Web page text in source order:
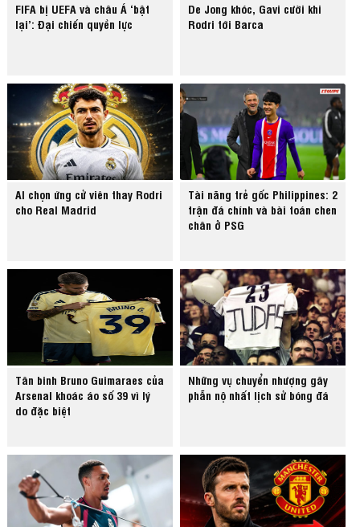
FIFA bị UEFA và châu Á ‘bật
lại’: Đại chiến quyền lực
De Jong khóc, Gavi cười khi
Rodri tới Barca
AI chọn ứng cử viên thay Rodri
cho Real Madrid
Tài năng trẻ gốc Philippines: 2
trận đá chính và bài toán chen
chân ở PSG
Tân binh Bruno Guimaraes của
Arsenal khoác áo số 39 vì lý
do đặc biệt
Những vụ chuyển nhượng gây
phẫn nộ nhất lịch sử bóng đá